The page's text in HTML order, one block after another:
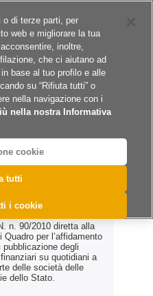
2010
n. 90/2010 diretta alla
per l’affidamento
degli
su quotidiani a
delle società delle
dello Stato.
di terze parti, per
web e migliorare la tua
inoltre,
che ci aiutano ad
base al tuo profilo e alle
su “Rifiuta tutti” o
nella navigazione con i
nella nostra Informativa
cookie
tutti
i cookie